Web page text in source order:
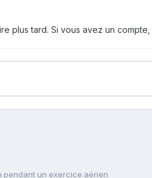
plus tard. Si vous avez un compte,
pendant un exercice aérien